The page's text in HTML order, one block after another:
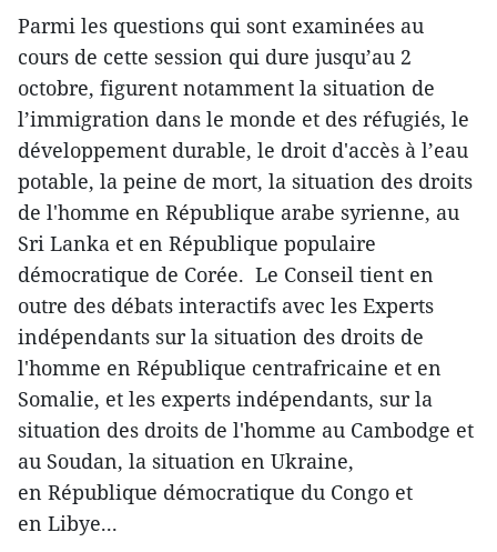
Parmi les questions qui sont examinées au
cours de cette session qui dure jusqu’au 2
octobre, figurent notamment la situation de
l’immigration dans le monde et des réfugiés, le
développement durable, le droit ​d'accès à l’eau
potable, la peine de mort, la situation des droits
de l'homme en République arabe syrienne, ​au
Sri Lanka et en République populaire
démocratique de Corée. Le Conseil tient en
outre des débats interactifs avec les Experts
indépendants sur la situation des droits de
l'homme en République centrafricaine et en
Somalie, ​et les experts indépendants, sur la
situation des droits de l'homme au Cambodge et
au Soudan, la situation en Ukraine,
en République démocratique du Congo et
en Libye...